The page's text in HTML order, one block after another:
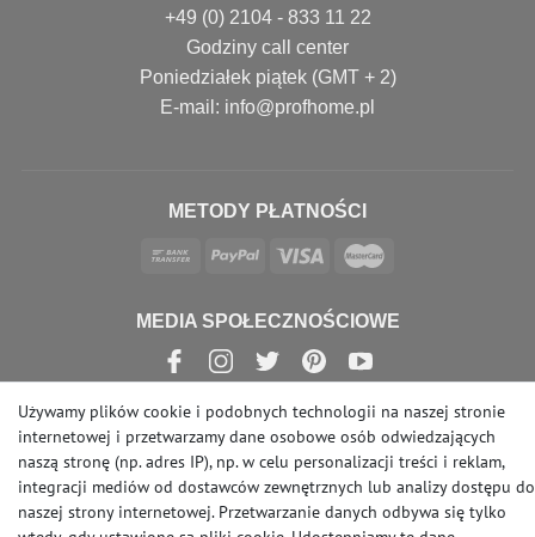
+49 (0) 2104 - 833 11 22
Godziny call center
Poniedziałek piątek (GMT + 2)
E-mail: info@profhome.pl
METODY PŁATNOŚCI
MEDIA SPOŁECZNOŚCIOWE
© Copyright 2026 | e-Delux GmbH
Używamy plików cookie i podobnych technologii na naszej stronie
internetowej i przetwarzamy dane osobowe osób odwiedzających
naszą stronę (np. adres IP), np. w celu personalizacji treści i reklam,
integracji mediów od dostawców zewnętrznych lub analizy dostępu do
naszej strony internetowej. Przetwarzanie danych odbywa się tylko